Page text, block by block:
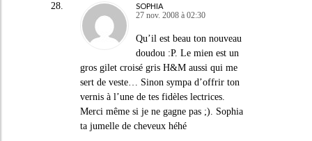
SOPHIA
27 nov. 2008 à 02:30
Qu’il est beau ton nouveau
doudou :P. Le mien est un
gros gilet croisé gris H&M aussi qui me
sert de veste… Sinon sympa d’offrir ton
vernis à l’une de tes fidèles lectrices.
Merci même si je ne gagne pas ;). Sophia
ta jumelle de cheveux héhé